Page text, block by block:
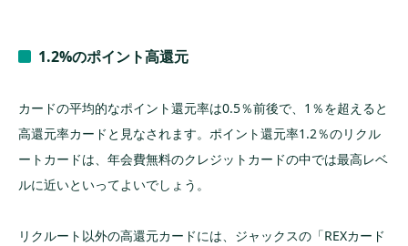
1.2%のポイント高還元
カードの平均的なポイント還元率は0.5％前後で、1％を超えると
高還元率カードと見なされます。ポイント還元率1.2％のリクル
ートカードは、年会費無料のクレジットカードの中では最高レベ
ルに近いといってよいでしょう。
リクルート以外の高還元カードには、ジャックスの「REXカード